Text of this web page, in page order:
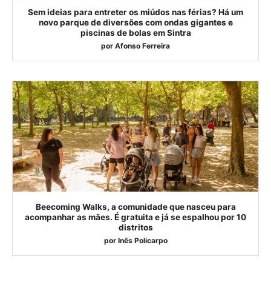
Sem ideias para entreter os miúdos nas férias? Há um
novo parque de diversões com ondas gigantes e
piscinas de bolas em Sintra
por Afonso Ferreira
Beecoming Walks, a comunidade que nasceu para
acompanhar as mães. É gratuita e já se espalhou por 10
distritos
por Inês Policarpo